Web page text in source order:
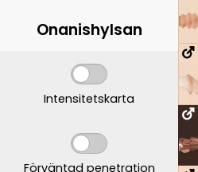
Onanishylsan
Intensitetskarta
Förväntad penetration